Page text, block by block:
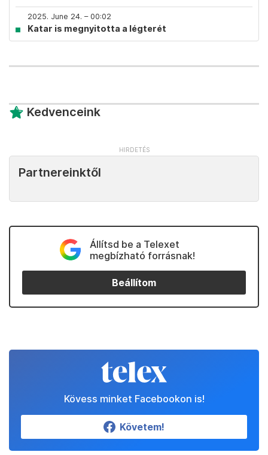
2025. June 24. – 00:02
Katar is megnyitotta a légterét
Kedvenceink
Partnereinktől
Állítsd be a Telexet
megbízható forrásnak!
Beállítom
Kövess minket Facebookon is!
Követem!